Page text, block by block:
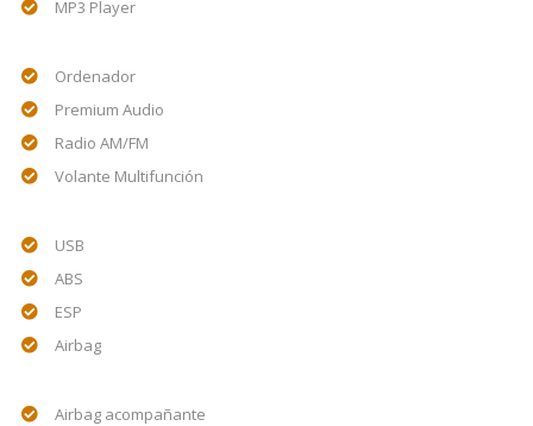
MP3 Player
Ordenador
Premium Audio
Radio AM/FM
Volante Multifunción
USB
ABS
ESP
Airbag
Airbag acompañante